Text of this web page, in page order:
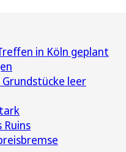
in Köln geplant
leer